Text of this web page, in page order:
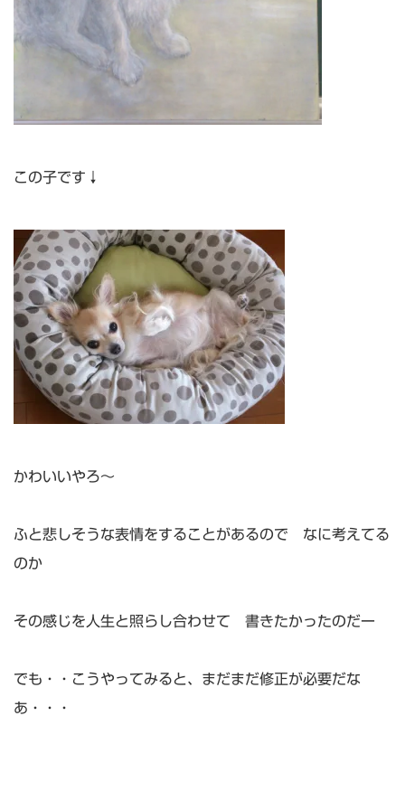
この子です↓
かわいいやろ～
ふと悲しそうな表情をすることがあるので なに考えてる
のか
その感じを人生と照らし合わせて 書きたかったのだー
でも・・こうやってみると、まだまだ修正が必要だな
あ・・・